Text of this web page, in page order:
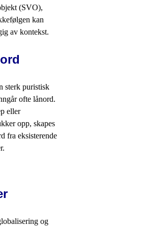
(SVO),
kan
av kontekst.
sterk puristisk
ofte lånord.
eller
opp, skapes
fra eksisterende
og